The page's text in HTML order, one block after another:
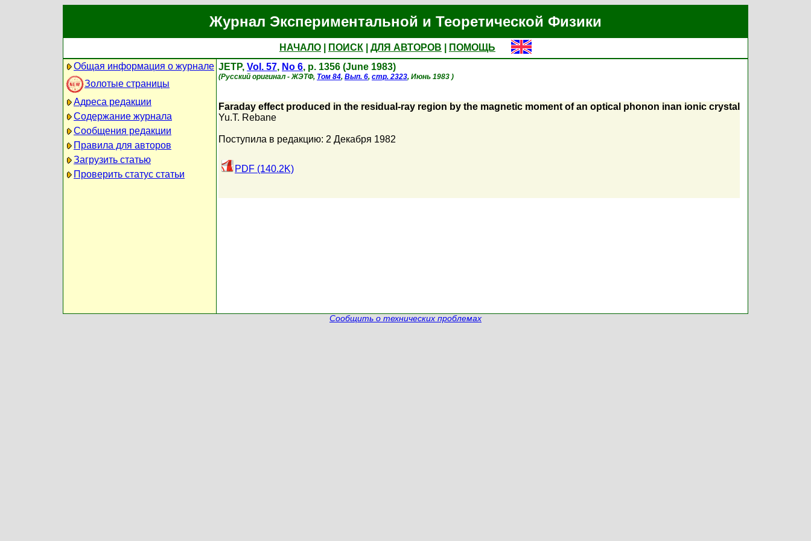
Журнал Экспериментальной и Теоретической Физики
НАЧАЛО ПОИСК ДЛЯ АВТОРОВ
ПОМОЩЬ
Общая информация о журнале
Золотые страницы
Адреса редакции
Содержание журнала
Сообщения редакции
Правила для авторов
Загрузить статью
Проверить статус статьи
JETP, Vol. 57, No 6, p. 1356 (June 1983)
(Русский оригинал - ЖЭТФ, Том 84, Вып. 6, стр. 2323, Июнь 1983 )
Faraday effect produced in the residual-ray region by the magnetic moment of an optical phonon inan ionic crystal
Yu.T. Rebane
Поступила в редакцию: 2 Декабря 1982
PDF (140.2K)
Сообщить о технических проблемах